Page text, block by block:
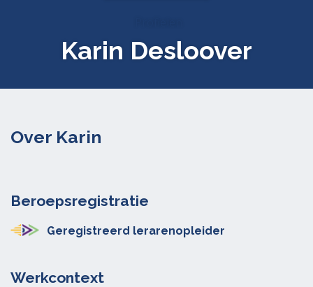
Karin Desloover
Over Karin
Beroepsregistratie
Geregistreerd lerarenopleider
Werkcontext